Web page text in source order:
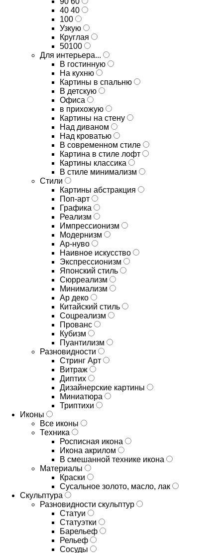
40 40
100
Узкую
Круглая
50100
Для интерьера...
В гостинную
На кухню
Картины в спальню
В детскую
Офиса
в прихожую
Картины на стену
Над диваном
Над кроватью
В современном стиле
Картина в стиле лофт
Картины классика
В стиле минимализм
Стили
Картины абстракция
Поп-арт
Графика
Реализм
Импрессионизм
Модернизм
Ар-нуво
Наивное искусство
Экспрессионизм
Японский стиль
Сюрреализм
Минимализм
Ар деко
Китайский стиль
Соцреализм
Прованс
Кубизм
Пуантилизм
Разновидности
Стринг Арт
Витраж
Диптих
Дизайнерские картины
Миниатюра
Триптихи
Иконы
Все иконы
Техника
Росписная икона
Икона акрилом
В смешанной технике икона
Материалы
Краски
Сусальное золото, масло, лак
Скульптура
Разновидности скульптур
Статуи
Статуэтки
Барельеф
Рельеф
Сосуды